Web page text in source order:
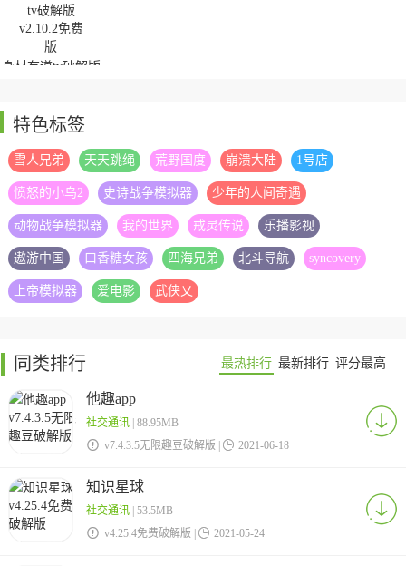
身材有道tv破解版
特色标签
雪人兄弟 天天跳绳 荒野国度 崩溃大陆 1号店
愤怒的小鸟2 史诗战争模拟器 少年的人间奇遇
动物战争模拟器 我的世界 戒灵传说 乐播影视
遨游中国 口香糖女孩 四海兄弟 北斗导航 syncovery
上帝模拟器 爱电影 武侠乂
同类排行 最热排行 最新排行 评分最高
他趣app
社交通讯| 88.95MB
 v7.4.3.5无限趣豆破解版 |  2021-06-18
知识星球
社交通讯| 53.5MB
 v4.25.4免费破解版 |  2021-05-24